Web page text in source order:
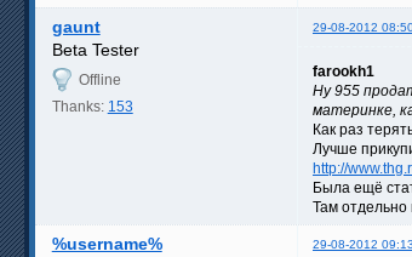
gaunt 29-08-2012
Beta Tester
Offline
Thanks: 153
farookh1
Ну 955
материнке,
Как раз
Лучше
http://
Была ещё
Там отдельно
%username% 29-08-2012